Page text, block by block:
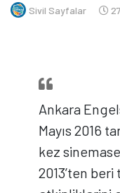
Sivil Sayfalar
Ankara
Mayıs 2016
kez
2013’ten